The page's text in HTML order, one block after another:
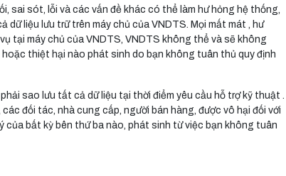
sai sót, lỗi và các vấn đề khác có thể làm hư hỏng hệ thống,
liệu lưu trữ trên máy chủ của VNDTS. Mọi mất mát , hư
tại máy chủ của VNDTS, VNDTS không thể và sẽ không
thiệt hại nào phát sinh do bạn không tuân thủ quy định
sao lưu tất cả dữ liệu tại thời điểm yêu cầu hỗ trợ kỹ thuật .
đối tác, nhà cung cấp, người bán hàng, được vô hại đối với
bất kỳ bên thứ ba nào, phát sinh từ việc bạn không tuân